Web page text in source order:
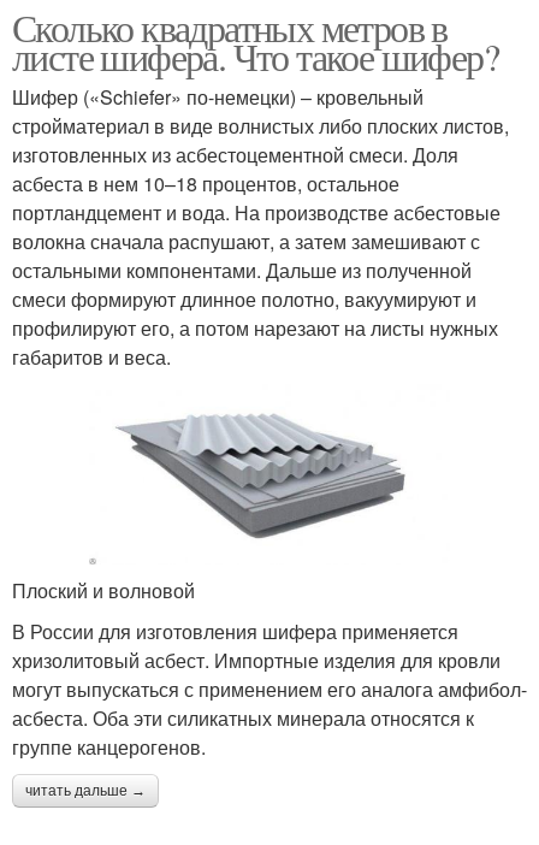
Сколько квадратных метров в
листе шифера. Что такое шифер?
Шифер («Schiefer» по-немецки) – кровельный
стройматериал в виде волнистых либо плоских листов,
изготовленных из асбестоцементной смеси. Доля
асбеста в нем 10–18 процентов, остальное
портландцемент и вода. На производстве асбестовые
волокна сначала распушают, а затем замешивают с
остальными компонентами. Дальше из полученной
смеси формируют длинное полотно, вакуумируют и
профилируют его, а потом нарезают на листы нужных
габаритов и веса.
Плоский и волновой
В России для изготовления шифера применяется
хризолитовый асбест. Импортные изделия для кровли
могут выпускаться с применением его аналога амфибол-
асбеста. Оба эти силикатных минерала относятся к
группе канцерогенов.
читать дальше →